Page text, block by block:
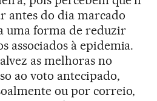
antes do dia marcado
uma forma de reduzir
associados à epidemia.
as melhoras no
ao voto antecipado,
ou por correio,